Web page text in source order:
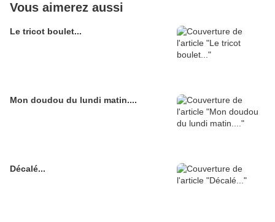
Vous aimerez aussi
Le tricot boulet...
Mon doudou du lundi matin....
Décalé...